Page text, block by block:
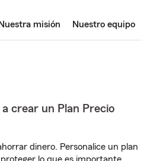
Nuestra misión Nuestro equipo
crear un Plan Precio
dinero. Personalice un plan